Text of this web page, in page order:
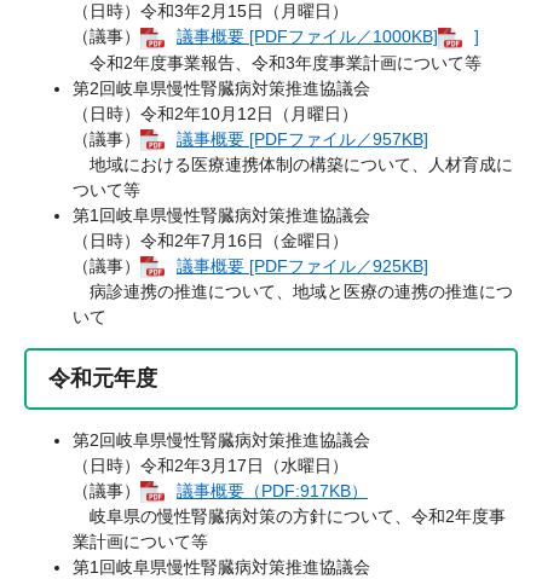
（日時）令和3年2月15日（月曜日）
（議事）
議事概要 [PDFファイル／1000KB]
]
令和2年度事業報告、令和3年度事業計画について等
第2回岐阜県慢性腎臓病対策推進協議会
（日時）令和2年10月12日（月曜日）
（議事）
議事概要 [PDFファイル／957KB]
地域における医療連携体制の構築について、人材育成に
ついて等
第1回岐阜県慢性腎臓病対策推進協議会
（日時）令和2年7月16日（金曜日）
（議事）
議事概要 [PDFファイル／925KB]
病診連携の推進について、地域と医療の連携の推進につ
いて
令和元年度
第2回岐阜県慢性腎臓病対策推進協議会
（日時）令和2年3月17日（水曜日）
（議事）
議事概要（PDF:917KB）
岐阜県の慢性腎臓病対策の方針について、令和2年度事
業計画について等
第1回岐阜県慢性腎臓病対策推進協議会